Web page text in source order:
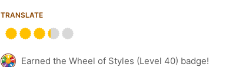
TRANSLATE
Earned the Wheel of Styles (Level 40) badge!